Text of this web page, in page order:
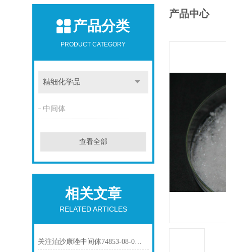
产品分类
PRODUCT CATEGORY
精细化学品
中间体
查看全部
相关文章
RELATED ARTICLES
关注泊沙康唑中间体74853-08-0市场动态
产品中心